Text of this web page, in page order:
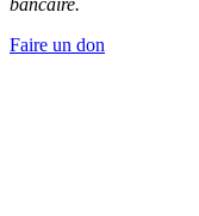
Faire un don